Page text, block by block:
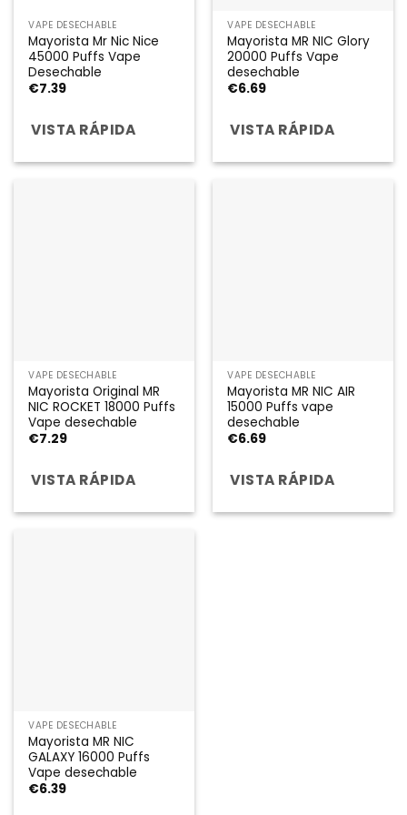
VAPE DESECHABLE
Mayorista Mr Nic Nice
45000 Puffs Vape
Desechable
€7.39
VISTA RÁPIDA
VAPE DESECHABLE
Mayorista MR NIC Glory
20000 Puffs Vape
desechable
€6.69
VISTA RÁPIDA
VAPE DESECHABLE
Mayorista Original MR
NIC ROCKET 18000 Puffs
Vape desechable
€7.29
VISTA RÁPIDA
VAPE DESECHABLE
Mayorista MR NIC AIR
15000 Puffs vape
desechable
€6.69
VISTA RÁPIDA
VAPE DESECHABLE
Mayorista MR NIC
GALAXY 16000 Puffs
Vape desechable
€6.39